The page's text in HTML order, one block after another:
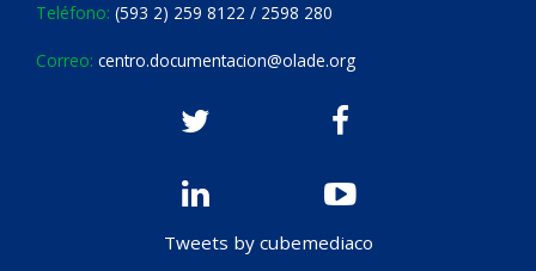
Teléfono: (593 2) 259 8122 / 2598 280
Correo: centro.documentacion@olade.org
Tweets by cubemediaco